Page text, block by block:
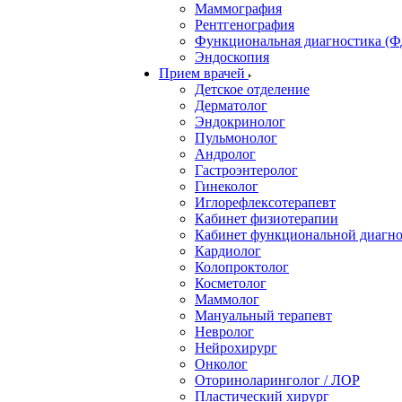
Маммография
Рентгенография
Функциональная диагностика
Эндоскопия
Прием врачей
Детское отделение
Дерматолог
Эндокринолог
Пульмонолог
Андролог
Гастроэнтеролог
Гинеколог
Иглорефлексотерапевт
Кабинет физиотерапии
Кабинет функциональной
Кардиолог
Колопроктолог
Косметолог
Маммолог
Мануальный терапевт
Невролог
Нейрохирург
Онколог
Оториноларинголог / ЛОР
Пластический хирург